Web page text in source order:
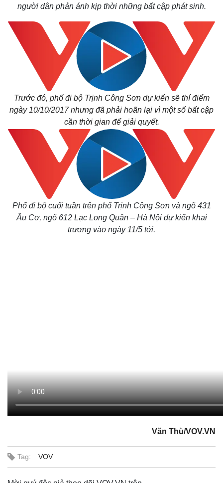
Chứng khoán
người dân phản ánh kịp thời những bất cập phát sinh.
Trước đó, phố đi bộ Trịnh Công Sơn dự kiến sẽ thí điểm
ngày 10/10/2017 nhưng đã phải hoãn lại vì một số bất cập
cần thời gian để giải quyết.
Phố đi bộ cuối tuần trên phố Trịnh Công Sơn và ngõ 431
Âu Cơ, ngõ 612 Lạc Long Quân – Hà Nội dự kiến khai
trương vào ngày 11/5 tới.
Văn Thù/VOV.VN
Tag: VOV